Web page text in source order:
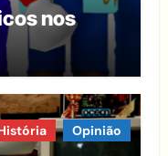
nos
Opinião